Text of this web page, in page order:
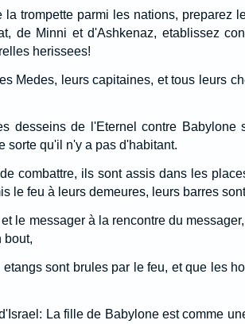
trompette parmi les nations, preparez
de Minni et d'Ashkenaz, etablissez
herissees!
Medes, leurs capitaines, et tous leurs
desseins de l'Eternel contre Babylone
sorte qu'il n'y a pas d'habitant.
combattre, ils sont assis dans les
le feu à leurs demeures, leurs barres
le messager à la rencontre du
bout,
sont brules par le feu, et que les
La fille de Babylone est comme